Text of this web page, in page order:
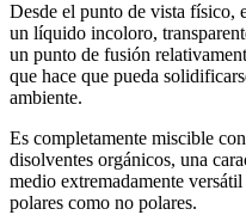
Desde el punto de vista físico,
un líquido incoloro,
un punto de fusión
que hace que pueda
ambiente.
Es completamente miscible
disolventes orgánicos, una
medio extremadamente
polares como no polares.